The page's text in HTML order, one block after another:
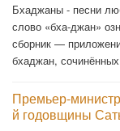
Бхаджаны - песни
слово «бха-джан»
сборник —
бхаджан,
Премьер-
й годовщины